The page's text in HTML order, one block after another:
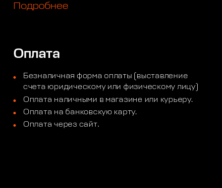
Подробнее
Оплата
Безналичная форма оплаты (выставление
счета юридическому или физическому лицу)
Оплата наличными в магазине или курьеру.
Оплата на банковскую карту.
Оплата через сайт.